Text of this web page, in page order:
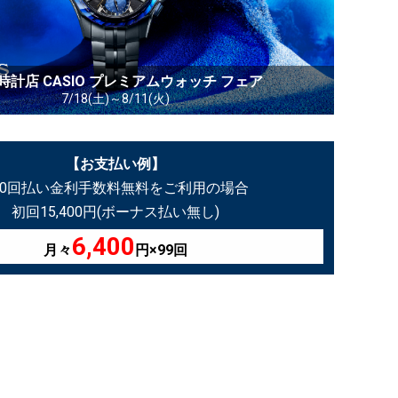
計店 CASIO プレミアムウォッチ フェア
7/18(土)～8/11(火)
【お支払い例】
回払い金利手数料無料をご利用の場合
初回15,400円(ボーナス払い無し)
月々6,400 円×99回